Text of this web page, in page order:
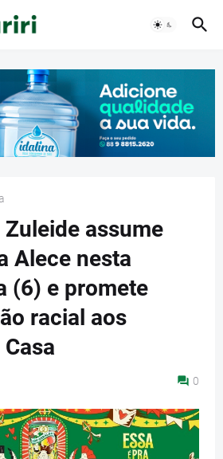
assume
Alece nesta
(6) e promete
racial aos
0